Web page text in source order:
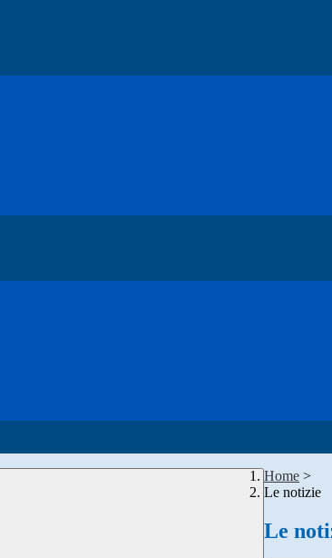
Home >
Le notizie
Le